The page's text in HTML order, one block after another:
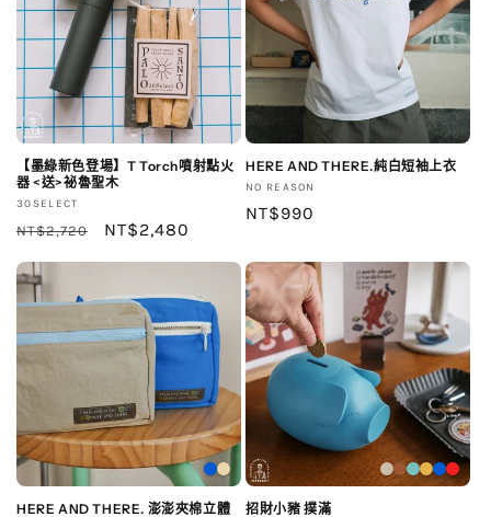
【墨綠新色登場】T Torch噴射點火
器 <送>祕魯聖木
廠
商：
30SELECT
定
NT$2,720
售
NT$2,480
HERE AND THERE.純白短袖上衣
廠
商：
NO REASON
定
NT$990
HERE AND THERE. 澎澎夾棉立體
招財小豬 撲滿